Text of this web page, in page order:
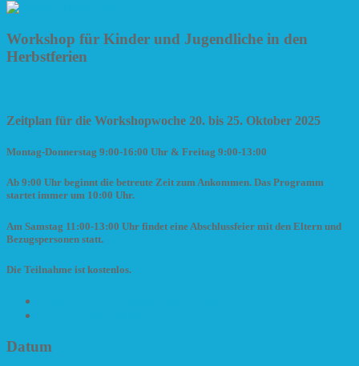
Workshop für Kinder und Jugendliche in den
Herbstferien
Zeitplan für die Workshopwoche 20. bis 25. Oktober 2025
Montag-Donnerstag 9:00-16:00 Uhr & Freitag 9:00-13:00
Ab 9:00 Uhr beginnt die betreute Zeit zum Ankommen. Das Programm
startet immer um 10:00 Uhr.
Am Samstag 11:00-13:00 Uhr findet eine Abschlussfeier mit den Eltern und
Bezugspersonen statt.
Die Teilnahme ist kostenlos.
Datum